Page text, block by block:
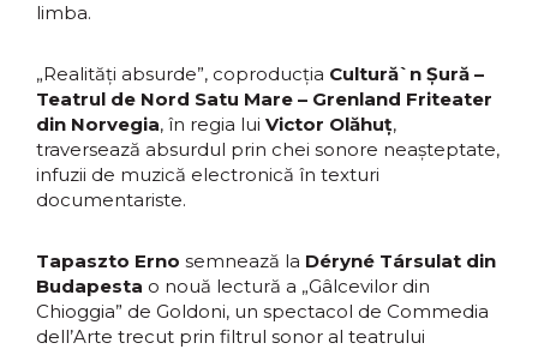
limba.
„Realități absurde”, coproducția Cultură`n Șură –
Teatrul de Nord Satu Mare – Grenland Friteater
din Norvegia, în regia lui Victor Olăhuț,
traversează absurdul prin chei sonore neașteptate,
infuzii de muzică electronică în texturi
documentariste.
Tapaszto Erno semnează la Déryné Társulat din
Budapesta o nouă lectură a „Gâlcevilor din
Chioggia” de Goldoni, un spectacol de Commedia
dell’Arte trecut prin filtrul sonor al teatrului